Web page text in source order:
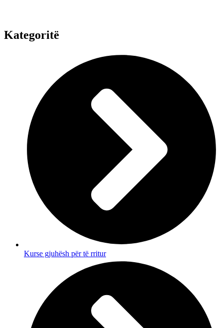
Kategoritë
Kurse gjuhësh për të rritur